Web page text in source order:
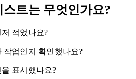
트는 무엇인가요?
적었나요?
작업인지 확인했나요?
표시했나요?